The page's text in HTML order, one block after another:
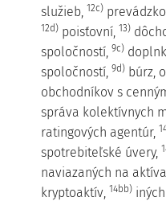
služieb, 12c)
12d) poisťovní, 13)
spoločností, 9c)
spoločností, 9d) búrz,
obchodníkov s
správa kolektívnych
ratingových agentúr,
spotrebiteľské úvery,
naviazaných na
kryptoaktív, 14bb)